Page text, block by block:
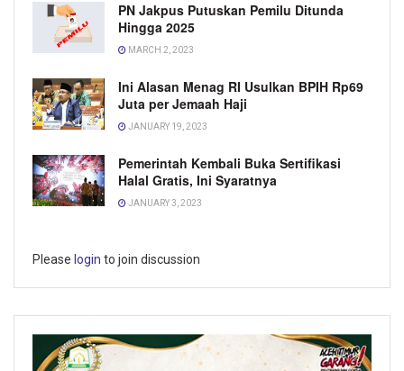
PN Jakpus Putuskan Pemilu Ditunda
Hingga 2025
MARCH 2, 2023
Ini Alasan Menag RI Usulkan BPIH Rp69
Juta per Jemaah Haji
JANUARY 19, 2023
Pemerintah Kembali Buka Sertifikasi
Halal Gratis, Ini Syaratnya
JANUARY 3, 2023
Please login to join discussion